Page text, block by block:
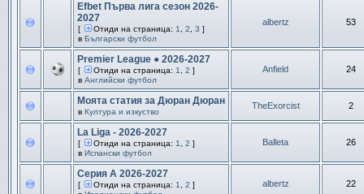
Efbet Първа лига сезон 2026-
2027
[ Отиди на страница: 1 2 3 ]
в Български футбол
albertz 53
Premier League ● 2026-2027
[ Отиди на страница: 1 2 ]
в Английски футбол
Anfield 24
Моята статия за Дюран Дюран
в Култура и изкуство
TheExorcist 2
La Liga - 2026-2027
[ Отиди на страница: 1 2 ]
в Испански футбол
Balleta 26
Серия А 2026-2027
[ Отиди на страница: 1 2 ]
albertz 22